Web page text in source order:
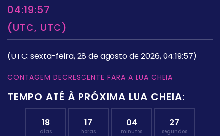
04:19:57
(UTC, UTC)
(UTC: sexta-feira, 28 de agosto de 2026, 04:19:57)
CONTAGEM DECRESCENTE PARA A LUA CHEIA
TEMPO ATÉ À PRÓXIMA LUA CHEIA:
18
dias
17
horas
04
minutos
26
segundos